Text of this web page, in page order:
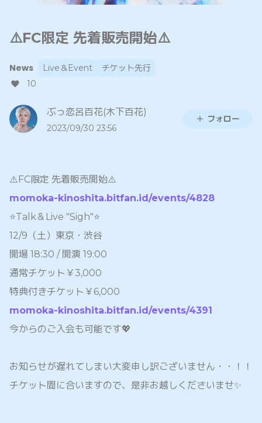
⚠️FC限定 先着販売開始⚠️
News Live＆Event
チケット先行
10
ぶっ恋呂百花(木下百花)
2023/09/30 23:56
フォロー
⚠️FC限定 先着販売開始⚠️
momoka-kinoshita.bitfan.id/events/4828
⭐️Talk＆Live "Sigh"⭐️
12/9（土）東京・渋谷
開場 18:30 / 開演 19:00
通常チケット￥3,000
特典付きチケット￥6,000
momoka-kinoshita.bitfan.id/events/4391
今からのご入会も可能です💖
お知らせが遅れてしまい大変申し訳ございません・・！！
チケット間に合いますので、是非お越しくださいませ✨